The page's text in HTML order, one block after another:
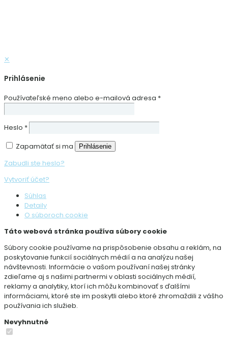
✕
Prihlásenie
Používateľské meno alebo e-mailová adresa *
Heslo *
Zapamätať si ma
Prihlásenie
Zabudli ste heslo?
Vytvoriť účet?
Súhlas
Detaily
O súboroch cookie
Táto webová stránka používa súbory cookie
Súbory cookie používame na prispôsobenie obsahu a reklám, na
poskytovanie funkcií sociálnych médií a na analýzu našej
návštevnosti. Informácie o vašom používaní našej stránky
zdieľame aj s našimi partnermi v oblasti sociálnych médií,
reklamy a analytiky, ktorí ich môžu kombinovať s ďalšími
informáciami, ktoré ste im poskytli alebo ktoré zhromaždili z vášho
používania ich služieb.
Nevyhnutné